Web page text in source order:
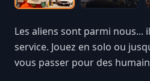
Les aliens sont parmi nous...
service. Jouez en solo ou
vous passer pour des